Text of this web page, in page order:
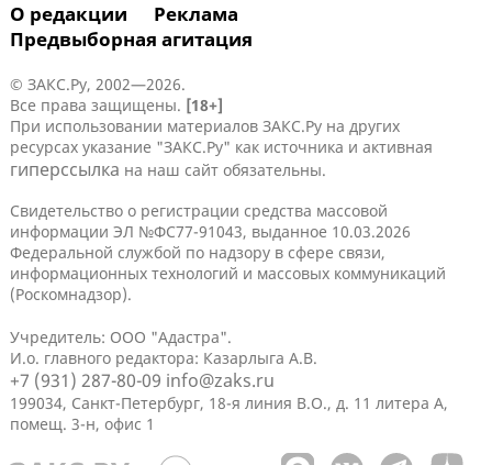
О редакции
Реклама
Предвыборная агитация
© ЗАКС.Ру, 2002—2026.
Все права защищены. [18+]
При использовании материалов ЗАКС.Ру на других
ресурсах указание "ЗАКС.Ру" как источника и активная
гиперссылка на наш сайт обязательны.
Свидетельство о регистрации средства массовой
информации ЭЛ №ФС77-91043, выданное 10.03.2026
Федеральной службой по надзору в сфере связи,
информационных технологий и массовых коммуникаций
(Роскомнадзор).
Учредитель: ООО "Адастра".
И.о. главного редактора: Казарлыга А.В.
+7 (931) 287-80-09 info@zaks.ru
199034, Санкт-Петербург, 18-я линия В.О., д. 11 литера А,
помещ. 3-н, офис 1